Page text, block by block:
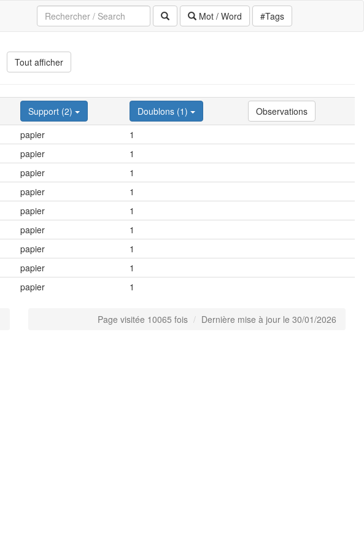
Mot / Word #Tags
Tout afficher
Support (2) Doublons (1)
Observations
papier
1
papier
1
papier
1
papier
1
papier
1
papier
1
papier
1
papier
1
papier 1
Page visitée 10065 fois Dernière mise à jour le 30/01/2026